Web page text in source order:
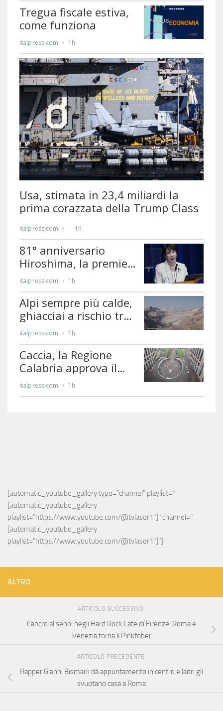
[automatic_youtube_gallery type="channel" playlist="
[automatic_youtube_gallery
playlist="https://www.youtube.com/@tvlaser1"]" channel="
[automatic_youtube_gallery
playlist="https://www.youtube.com/@tvlaser1"]"]
ALTRO
ARTICOLO SUCCESSIVO
Cancro al seno: negli Hard Rock Cafe di Firenze, Roma e
Venezia torna il Pinktober
ARTICOLO PRECEDENTE
Rapper Gianni Bismark dà appuntamento in centro e ladri gli
svuotano casa a Roma